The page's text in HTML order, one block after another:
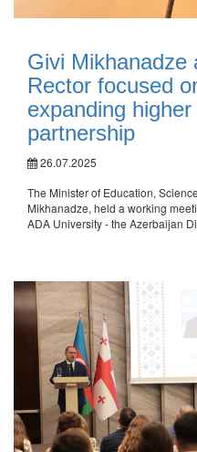
Givi Mikhanadze
Rector focused
expanding
partnership
26.07.2025
The Minister of Education,
Mikhanadze, held a working
ADA University - the Azerbaijan